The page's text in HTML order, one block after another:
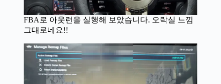
FBA로 아웃런을 실행해 보았습니다. 오락실 느낌
그대로네요!!